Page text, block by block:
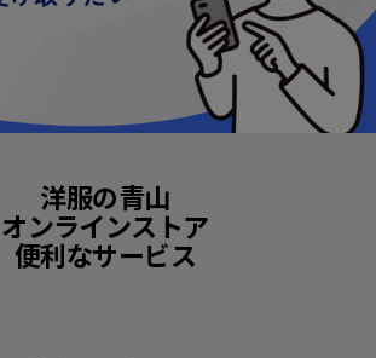
洋服の青山
オンラインストア
便利なサービス